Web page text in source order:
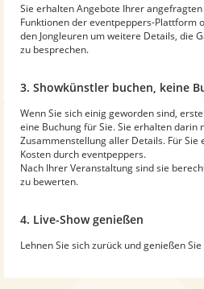
Sie erhalten Angebote Ihrer angefragten
Funktionen der eventpeppers-Plattform
den Jongleuren um weitere Details, die
zu besprechen.
3. Showkünstler buchen, keine
Wenn Sie sich einig geworden sind,
eine Buchung für Sie. Sie erhalten darin
Zusammenstellung aller Details. Für Sie
Kosten durch eventpeppers.
Nach Ihrer Veranstaltung sind sie
zu bewerten.
4. Live-Show genießen
Lehnen Sie sich zurück und genießen